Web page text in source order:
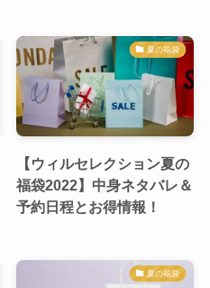
夏の福袋
【ウィルセレクション夏の
福袋2022】中身ネタバレ＆
予約日程とお得情報！
夏の福袋